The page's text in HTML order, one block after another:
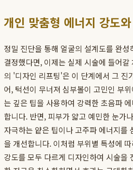
개인 맞춤형 에너지 강도
정밀 진단을 통해 얼굴의 설계도를 완
결정했다면, 이제는 실제 시술에 들어갈
의 '디자인 리프팅'은 이 단계에서 그 진
어, 턱선이 무너져 심부볼이 고민인 부
는 깊은 팁을 사용하여 강력한 초음파
합니다. 반면, 피부가 얇고 예민한 눈가
자극하는 얕은 팁이나 고주파 에너지를
을 개선합니다. 이처럼 부위별 특성에
강도를 모두 다르게 디자인하여 시술을